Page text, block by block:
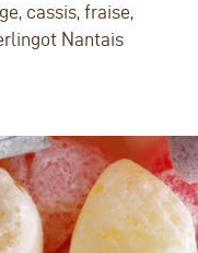
cassis, fraise,
Nantais